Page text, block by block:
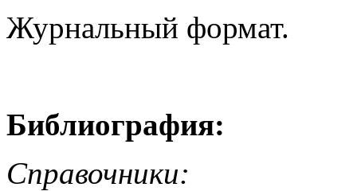
Журнальный формат.
Библиография:
Справочники: